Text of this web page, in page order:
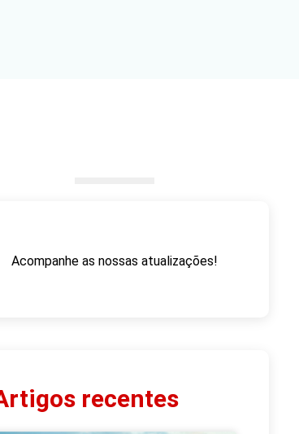
Acompanhe as nossas atualizações!
recentes